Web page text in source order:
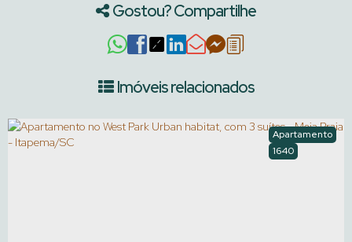
Gostou? Compartilhe
Imóveis relacionados
1640
Apartamento